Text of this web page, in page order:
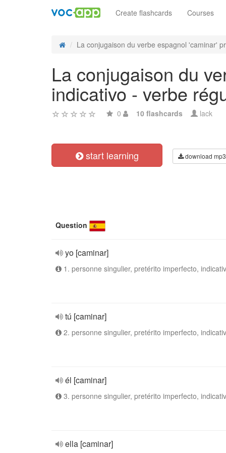
Create flashcards Courses
La conjugaison du verbe espagnol 'caminar'
La conjugaison du
indicativo - verbe
0 10 flashcards lack
start learning download mp3
Question
yo [caminar]
1. personne singulier, pretérito imperfecto,
tú [caminar]
2. personne singulier, pretérito imperfecto,
él [caminar]
3. personne singulier, pretérito imperfecto,
ella [caminar]